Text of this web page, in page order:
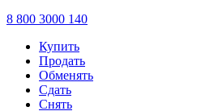
8 800 3000 140
Купить
Продать
Обменять
Сдать
Снять